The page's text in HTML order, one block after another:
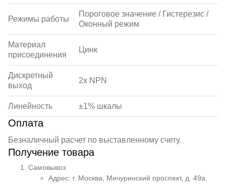
Режимы работы
Пороговое значение / Гистерезис /
Оконный режим
Материал
присоединения
Цинк
Дискретный
выход
2х NPN
Линейность ±1% шкалы
Оплата
Безналичный расчет по выставленному счету.
Получение товара
Самовывоз
Адрес: г. Москва, Мичуринский проспект, д. 49а.